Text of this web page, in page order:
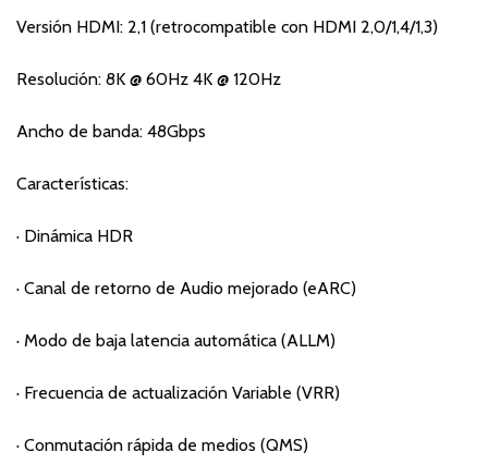
Versión HDMI: 2,1 (retrocompatible con HDMI 2,0/1,4/1,3)
Resolución: 8K @ 60Hz 4K @ 120Hz
Ancho de banda: 48Gbps
Características:
· Dinámica HDR
· Canal de retorno de Audio mejorado (eARC)
· Modo de baja latencia automática (ALLM)
· Frecuencia de actualización Variable (VRR)
· Conmutación rápida de medios (QMS)